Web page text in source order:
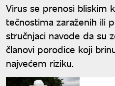
Virus se prenosi bliskim
tečnostima zaraženih ili
stručnjaci navode da su
članovi porodice koji
najvećem riziku.